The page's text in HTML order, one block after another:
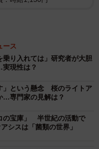
護課は「シカの周回路
の意見も踏まえ、対策
ース
乗り入れては」研究者が大胆
現性は？
」という懸念 桜のライトア
…専門家の見解は？
の宝庫」 半世紀の活動で
シスは「菌類の世界」